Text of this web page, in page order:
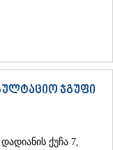
ჯგუფი
ქუჩა 7,